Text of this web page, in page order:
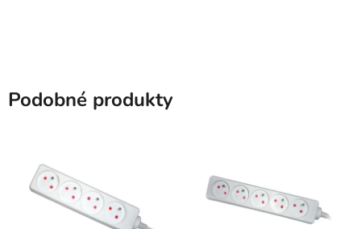
Podobné produkty